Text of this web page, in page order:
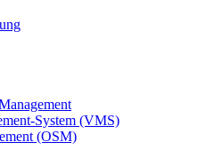
System (VMS)
(OSM)